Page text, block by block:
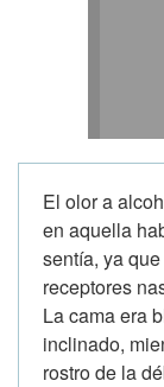
El olor a
en aquella
sentía, ya
receptores
La cama era
inclinado,
rostro de la